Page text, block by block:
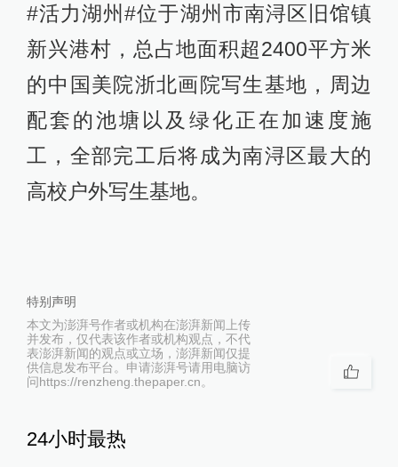
#活力湖州#位于湖州市南浔区旧馆镇
新兴港村，总占地面积超2400平方米
的中国美院浙北画院写生基地，周边
配套的池塘以及绿化正在加速度施
工，全部完工后将成为南浔区最大的
高校户外写生基地。
特别声明
本文为澎湃号作者或机构在澎湃新闻上传
并发布，仅代表该作者或机构观点，不代
表澎湃新闻的观点或立场，澎湃新闻仅提
供信息发布平台。申请澎湃号请用电脑访
问https://renzheng.thepaper.cn。
24小时最热